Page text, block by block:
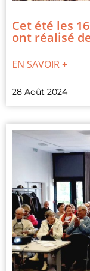
Cet été les
ont réalisé
EN SAVOIR +
28 Août 2024